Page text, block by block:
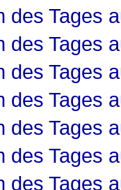
des Tages
des Tages
des Tages
des Tages
des Tages
des Tages
des Tages